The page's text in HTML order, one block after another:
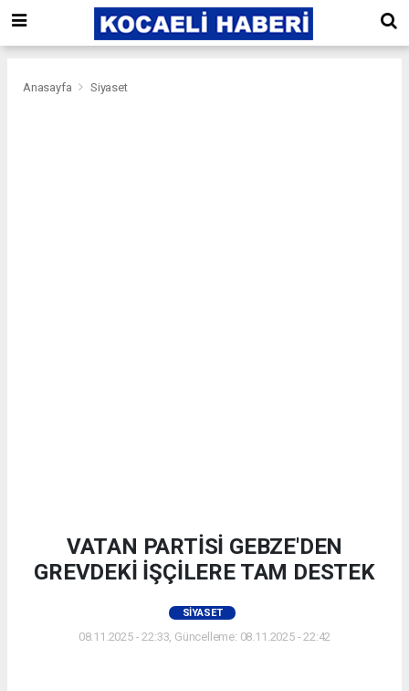
Anasayfa Siyaset
VATAN PARTİSİ GEBZE'DEN
GREVDEKİ İŞÇİLERE TAM DESTEK
SIYASET
08.11.2025 - 22:33, Güncelleme: 08.11.2025 - 22:42